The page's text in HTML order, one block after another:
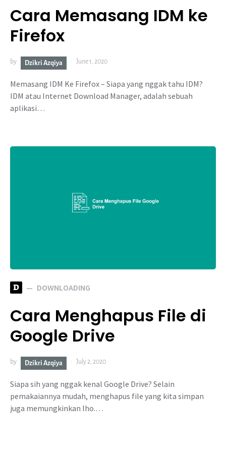
Cara Memasang IDM ke
Firefox
by Dzikri Azqiya June 1, 2020
Memasang IDM Ke Firefox – Siapa yang nggak tahu IDM?
IDM atau Internet Download Manager, adalah sebuah
aplikasi…
D DOWNLOADING
Cara Menghapus File di
Google Drive
by Dzikri Azqiya July 2, 2020
Siapa sih yang nggak kenal Google Drive? Selain
pemakaiannya mudah, menghapus file yang kita simpan
juga memungkinkan lho.…